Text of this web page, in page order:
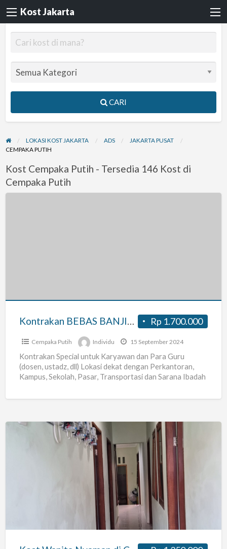
Kost Jakarta
CARI
LOKASI KOST JAKARTA ADS
JAKARTA PUSAT
CEMPAKA PUTIH
Kost Cempaka Putih - Tersedia 146 Kost di
Cempaka Putih
Strategis
Cempaka
Putih
Rp 1.700.000
Kontrakan BEBAS BANJIR & Dekat Perkantoran, Strategis di Cempaka Putih
Cempaka Putih Individu 15 September 2024
Kontrakan Special untuk Karyawan dan Para Guru
(dosen, ustadz, dll) Lokasi dekat dengan Perkantoran,
Kampus, Sekolah, Pasar, Transportasi dan Sarana Ibadah
Tengah